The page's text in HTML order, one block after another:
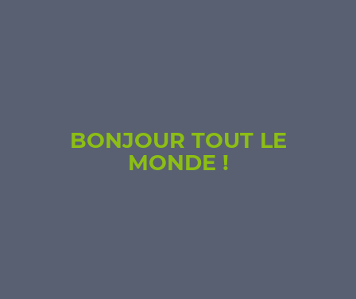
BONJOUR TOUT LE
MONDE !